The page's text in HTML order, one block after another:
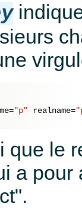
="p" realname=
que le
a